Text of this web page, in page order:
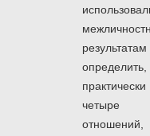
четыре